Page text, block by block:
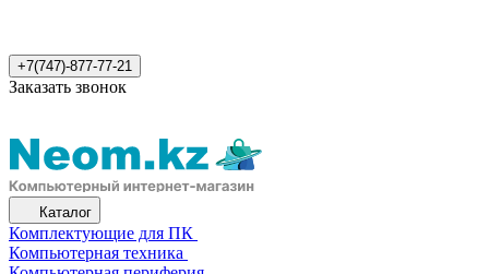
+7(747)-877-77-21
Заказать звонок
Каталог
Комплектующие для ПК
Компьютерная техника